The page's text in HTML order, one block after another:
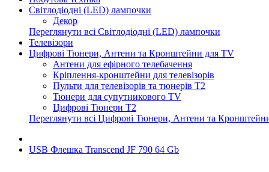
Світлодіодні (LED) лампочки
Декор
Переглянути всі Світлодіодні (LED) лампочки
Телевізори
Цифрові Тюнери, Антени та Кронштейни для TV
Антени для ефірного телебачення
Кріплення-кронштейни для телевізорів
Пульти для телевізорів та тюнерів T2
Тюнери для супутникового TV
Цифрові Тюнери T2
Переглянути всі Цифрові Тюнери, Антени та
USB Флешка Transcend JF 790 64 Gb